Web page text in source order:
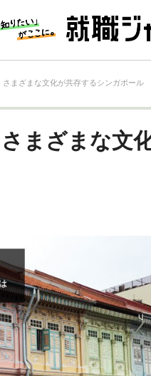
さまざまな文化が共存するシンガポール
まざまな文